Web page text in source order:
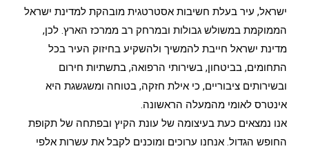
ישראל, עיר בעלת חשיבות אסטרטגית מובהקת למדינת ישראל
הממוקמת במשולש גבולות ובמרחק רב ממרכז הארץ. לכן,
מדינת ישראל חייבת להמשיך ולהשקיע בחיזוק העיר בכל
התחומים, בביטחון, בשירותי הרפואה, בתשתיות חירום
ובשירותים ציבוריים, כי אילת חזקה, בטוחה ומשגשגת היא
אינטרס לאומי מהמעלה הראשונה.
אנו נמצאים כעת בעיצומה של עונת הקיץ ובפתחה של תקופת
החופש הגדול. אנחנו ערוכים ומוכנים לקבל את עשרות אלפי